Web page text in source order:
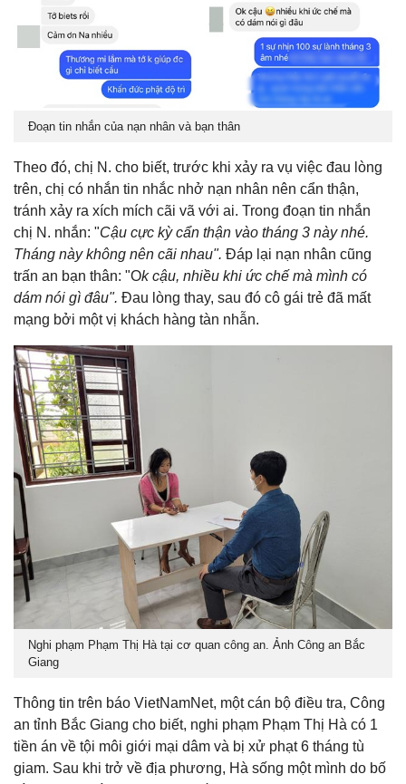
Đoạn tin nhắn của nạn nhân và bạn thân
Theo đó, chị N. cho biết, trước khi xảy ra vụ việc đau lòng
trên, chị có nhắn tin nhắc nhở nạn nhân nên cẩn thận,
tránh xảy ra xích mích cãi vã với ai. Trong đoạn tin nhắn
chị N. nhắn: "Cậu cực kỳ cẩn thận vào tháng 3 này nhé.
Tháng này không nên cãi nhau". Đáp lại nạn nhân cũng
trấn an bạn thân: "Ok cậu, nhiều khi ức chế mà mình có
dám nói gì đâu". Đau lòng thay, sau đó cô gái trẻ đã mất
mạng bởi một vị khách hàng tàn nhẫn.
Nghi phạm Phạm Thị Hà tại cơ quan công an. Ảnh Công an Bắc
Giang
Thông tin trên báo VietNamNet, một cán bộ điều tra, Công
an tỉnh Bắc Giang cho biết, nghi phạm Phạm Thị Hà có 1
tiền án về tội môi giới mại dâm và bị xử phạt 6 tháng tù
giam. Sau khi trở về địa phương, Hà sống một mình do bố